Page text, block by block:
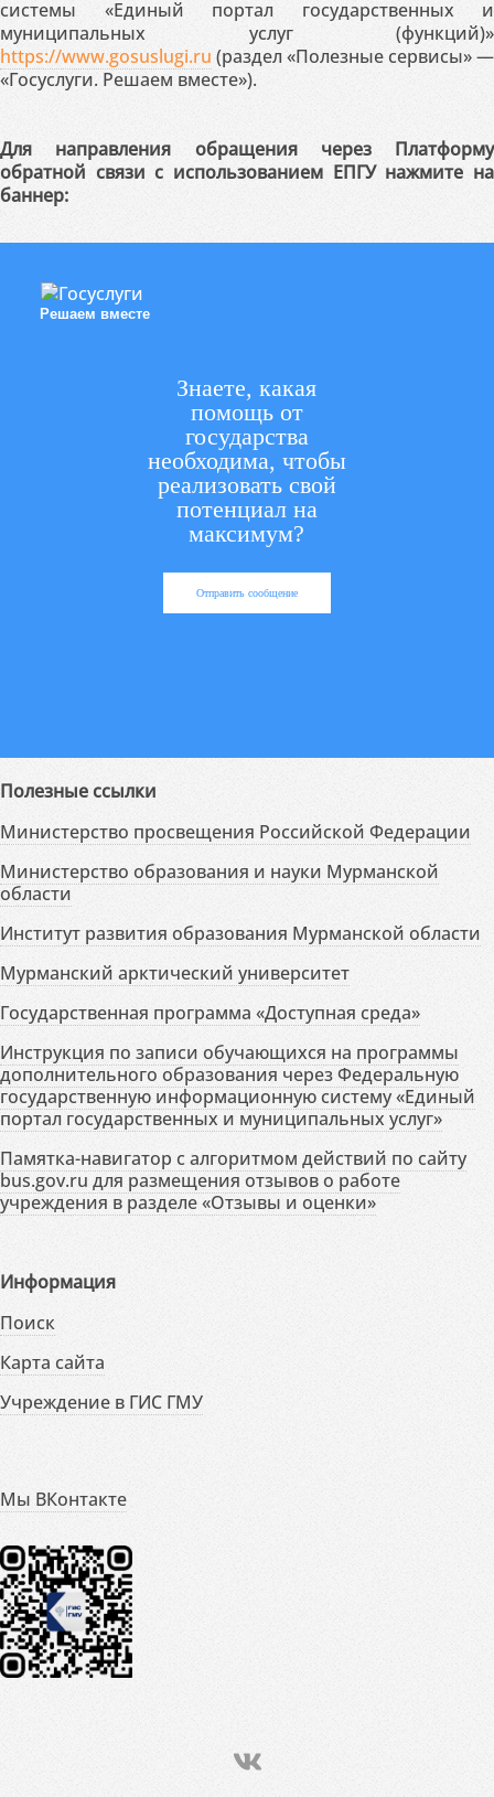
системы «Единый портал государственных и
муниципальных услуг (функций)»
https://www.gosuslugi.ru (раздел «Полезные сервисы» —
«Госуслуги. Решаем вместе»).
Для направления обращения через Платформу
обратной связи с использованием ЕПГУ нажмите на
баннер:
Решаем вместе
Знаете, какая
помощь от
государства
необходима, чтобы
реализовать свой
потенциал на
максимум?
Отправить сообщение
Полезные ссылки
Министерство просвещения Российской Федерации
Министерство образования и науки Мурманской
области
Институт развития образования Мурманской области
Мурманский арктический университет
Государственная программа «Доступная среда»
Инструкция по записи обучающихся на программы
дополнительного образования через Федеральную
государственную информационную систему «Единый
портал государственных и муниципальных услуг»
Памятка-навигатор с алгоритмом действий по сайту
bus.gov.ru для размещения отзывов о работе
учреждения в разделе «Отзывы и оценки»
Информация
Поиск
Карта сайта
Учреждение в ГИС ГМУ
Мы ВКонтакте